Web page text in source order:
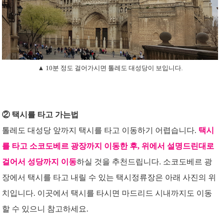
▲ 10분 정도 걸어가시면 톨레도 대성당이 보입니다.
② 택시를 타고 가는법
톨레도 대성당 앞까지 택시를 타고 이동하기 어렵습니다. 택시
를 타고 소코도베르 광장까지 이동한 후, 위에서 설명드린대로
걸어서 성당까지 이동하실 것을 추천드립니다. 소코도베르 광
장에서 택시를 타고 내릴 수 있는 택시정류장은 아래 사진의 위
치입니다. 이곳에서 택시를 타시면 마드리드 시내까지도 이동
할 수 있으니 참고하세요.